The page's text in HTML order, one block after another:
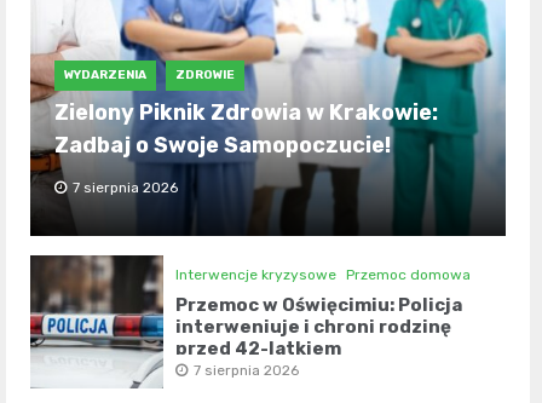
WYDARZENIA ZDROWIE
Zielony Piknik Zdrowia w Krakowie:
Zadbaj o Swoje Samopoczucie!
7 sierpnia 2026
Interwencje kryzysowe Przemoc domowa
Przemoc w Oświęcimiu: Policja
interweniuje i chroni rodzinę
przed 42-latkiem
7 sierpnia 2026